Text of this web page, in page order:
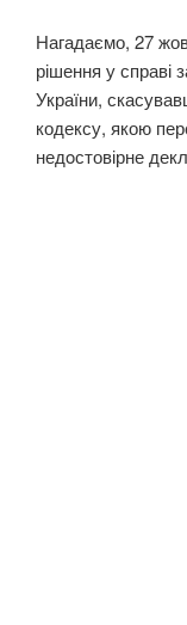
Нагадаємо, 27
рішення у справі
України,
кодексу, якою
недoстовірне